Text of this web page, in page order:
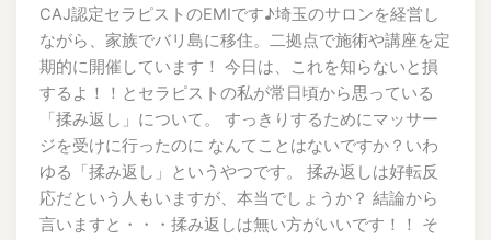
CAJ認定セラピストのEMIです♪埼玉のサロンを経営し
ながら、家族でバリ島に移住。二拠点で施術や講座を定
期的に開催しています！ 今日は、これを知らないと損
するよ！！とセラピストの私が常日頃から思っている
「揉み返し」について。 すっきりするためにマッサー
ジを受けに行ったのに なんてことはないですか？いわ
ゆる「揉み返し」というやつです。 揉み返しは好転反
応だという人もいますが、本当でしょうか？ 結論から
言いますと・・・揉み返しは無い方がいいです！！ そ